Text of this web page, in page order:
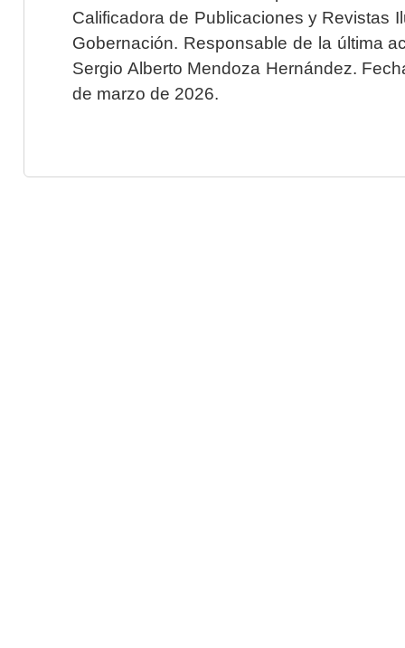
Calificadora de Publicaciones y Revistas
Gobernación. Responsable de la última
Sergio Alberto Mendoza Hernández.
de marzo de 2026.